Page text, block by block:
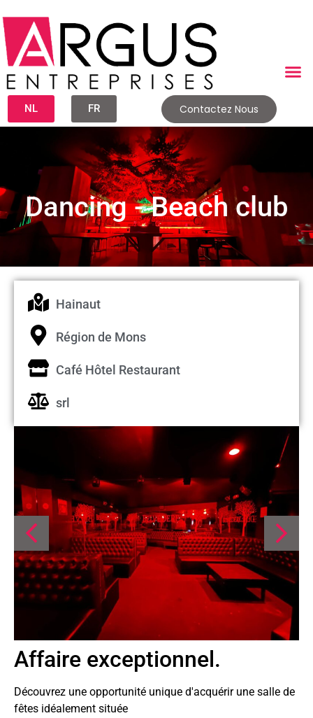
NL FR Contactez Nous
Dancing - Beach club
Hainaut
Région de Mons
Café Hôtel Restaurant
srl
Affaire exceptionnel.
Découvrez une opportunité unique d'acquérir une salle de
fêtes idéalement située